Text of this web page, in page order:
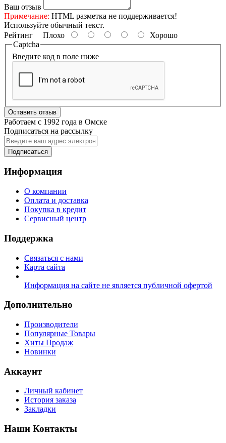
Ваш отзыв
Примечание: HTML разметка не поддерживается!
Используйте обычный текст.
Рейтинг Плохо
Хорошо
Captcha
Введите код в поле ниже
Оставить отзыв
Работаем с 1992 года в Омске
Подписаться на рассылку
Подписаться
Информация
О компании
Оплата и доставка
Покупка в кредит
Сервисный центр
Поддержка
Связаться с нами
Карта сайта
Информация на сайте не является публичной офертой
Дополнительно
Производители
Популярные Товары
Хиты Продаж
Новинки
Аккаунт
Личный кабинет
История заказа
Закладки
Наши Контакты